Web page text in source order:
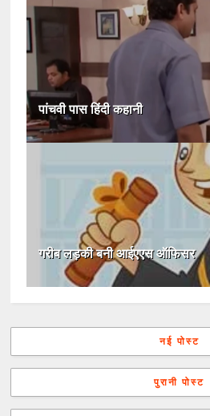
पांचवी पास हिंदी कहानी
गरीब लड़की बनी आईएएस ऑफिसर
नई पोस्ट
पुरानी पोस्ट